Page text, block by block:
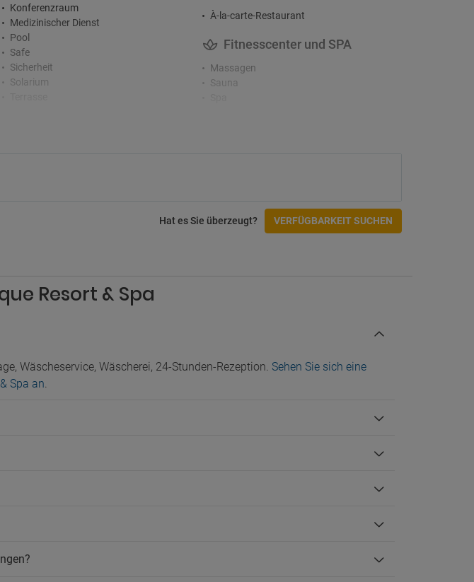
Konferenzraum
Medizinischer Dienst
Pool
Safe
Sicherheit
Solarium
À-la-carte-Restaurant
Fitnesscenter und SPA
Massagen
Sauna
Hat es Sie überzeugt? VERFÜGBARKEIT SUCHEN
Resort & Spa
Wäscheservice, Wäscherei, 24-Stunden-Rezeption. Sehen Sie sich eine
Spa an.